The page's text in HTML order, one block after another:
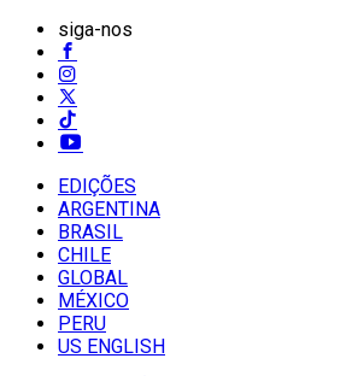
siga-nos
EDIÇÕES
ARGENTINA
BRASIL
CHILE
GLOBAL
MÉXICO
PERU
US ENGLISH